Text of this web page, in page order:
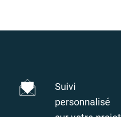
Suivi
personnalisé